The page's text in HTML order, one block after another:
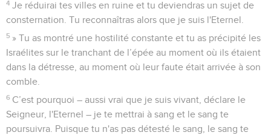
4 Je réduirai tes villes en ruine et tu deviendras un sujet de
consternation. Tu reconnaîtras alors que je suis l'Eternel.
5 » Tu as montré une hostilité constante et tu as précipité les
Israélites sur le tranchant de l’épée au moment où ils étaient
dans la détresse, au moment où leur faute était arrivée à son
comble.
6 C’est pourquoi – aussi vrai que je suis vivant, déclare le
Seigneur, l'Eternel – je te mettrai à sang et le sang te
poursuivra. Puisque tu n'as pas détesté le sang, le sang te